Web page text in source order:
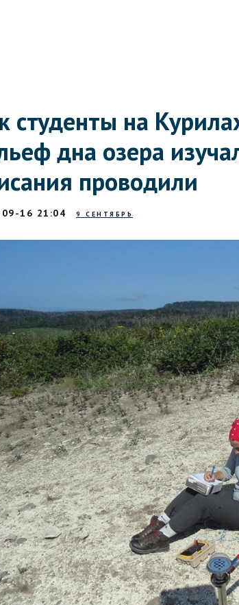
студенты на
дна озера
проводили
16 21:04 9 СЕНТЯБРЬ